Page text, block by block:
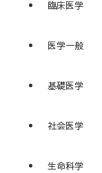
臨床医学
医学一般
基礎医学
社会医学
生命科学